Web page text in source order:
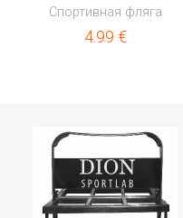
Спортивная фляга
4.99 €